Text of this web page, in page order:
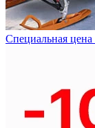
Специальная